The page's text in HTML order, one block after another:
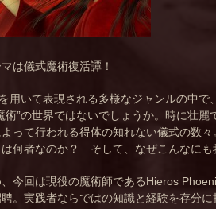
は儀式魔術復活譚！
用いて表現される多様なジャンルの中で
術”の世界ではないでしょうか。時に壮
って行われる得体の知れない儀式の数
何者なのか？ そして、なぜこんなにも
今回は現役の魔術師であるHieros
。実践者ならではの知識と経験を存分に